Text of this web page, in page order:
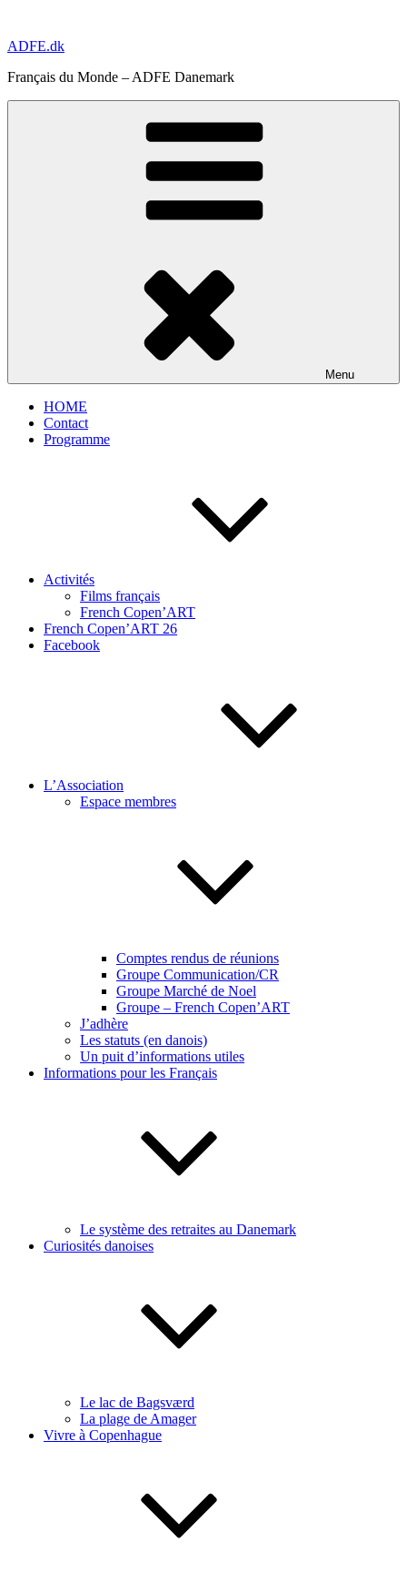
contenu
ADFE.dk
Français du Monde – ADFE Danemark
Menu
HOME
Contact
Programme
Activités
Films français
French Copen’ART
French Copen’ART 26
Facebook
L’Association
Espace membres
Comptes rendus de réunions
Groupe Communication/CR
Groupe Marché de Noel
Groupe – French Copen’ART
J’adhère
Les statuts (en danois)
Un puit d’informations utiles
Informations pour les Français
Le système des retraites au Danemark
Curiosités danoises
Le lac de Bagsværd
La plage de Amager
Vivre à Copenhague